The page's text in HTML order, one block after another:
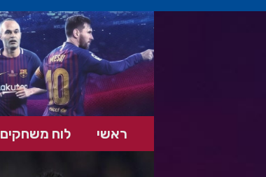
ראשי לוח משחקים 26/27